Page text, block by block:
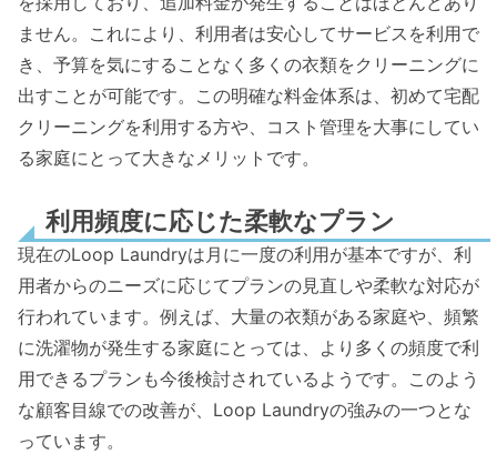
ません。これにより、利用者は安心してサービスを利用で
き、予算を気にすることなく多くの衣類をクリーニングに
出すことが可能です。この明確な料金体系は、初めて宅配
クリーニングを利用する方や、コスト管理を大事にしてい
る家庭にとって大きなメリットです。
利用頻度に応じた柔軟なプラン
現在のLoop Laundryは月に一度の利用が基本ですが、利
用者からのニーズに応じてプランの見直しや柔軟な対応が
行われています。例えば、大量の衣類がある家庭や、頻繁
に洗濯物が発生する家庭にとっては、より多くの頻度で利
用できるプランも今後検討されているようです。このよう
な顧客目線での改善が、Loop Laundryの強みの一つとな
っています。